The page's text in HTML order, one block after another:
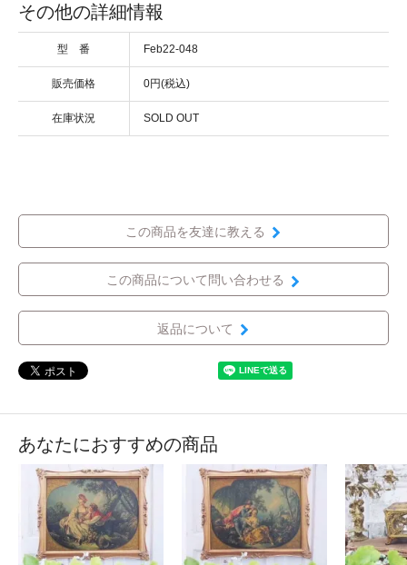
その他の詳細情報
型 番 Feb22-048
販売価格 0円(税込)
在庫状況 SOLD OUT
この商品を友達に教える
この商品について問い合わせる
返品について
あなたにおすすめの商品